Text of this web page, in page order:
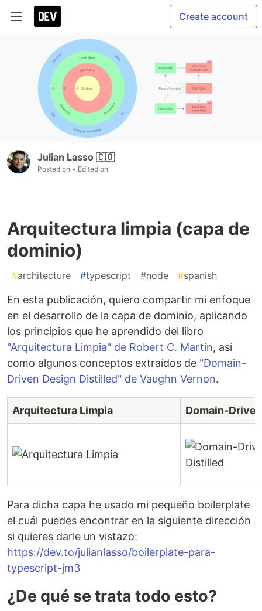
Create account
Julian Lasso 🇨🇴
Posted on • Edited on
Arquitectura limpia (capa de
dominio)
#architecture #typescript #node #spanish
En esta publicación, quiero compartir mi enfoque
en el desarrollo de la capa de dominio, aplicando
los principios que he aprendido del libro
"Arquitectura Limpia" de Robert C. Martin, así
como algunos conceptos extraídos de "Domain-
Driven Design Distilled" de Vaughn Vernon.
Arquitectura Limpia Domain-
Para dicha capa he usado mi pequeño boilerplate
el cuál puedes encontrar en la siguiente dirección
si quieres darle un vistazo:
https://dev.to/julianlasso/boilerplate-para-
typescript-jm3
¿De qué se trata todo esto?